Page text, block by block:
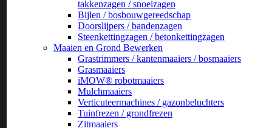
takkenzagen / snoeizagen
Bijlen / bosbouwgereedschap
Doorslijpers / bandenzagen
Steenkettingzagen / betonkettingzagen
Maaien en Grond Bewerken
Grastrimmers / kantenmaaiers / bosmaaiers
Grasmaaiers
iMOW® robotmaaiers
Mulchmaaiers
Verticuteermachines / gazonbeluchters
Tuinfrezen / grondfrezen
Zitmaaiers